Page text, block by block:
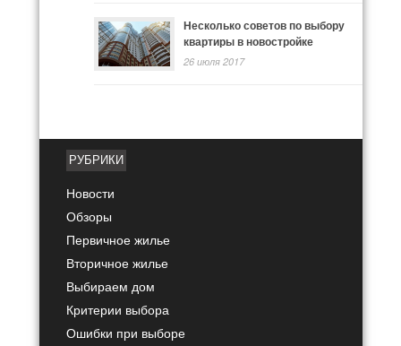
Несколько советов по выбору
квартиры в новостройке
26 июля 2017
РУБРИКИ
Новости
Обзоры
Первичное жилье
Вторичное жилье
Выбираем дом
Критерии выбора
Ошибки при выборе